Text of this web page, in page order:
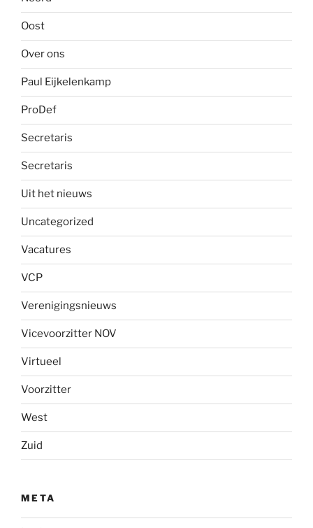
Oost
Over ons
Paul Eijkelenkamp
ProDef
Secretaris
Secretaris
Uit het nieuws
Uncategorized
Vacatures
VCP
Verenigingsnieuws
Vicevoorzitter NOV
Virtueel
Voorzitter
West
Zuid
META